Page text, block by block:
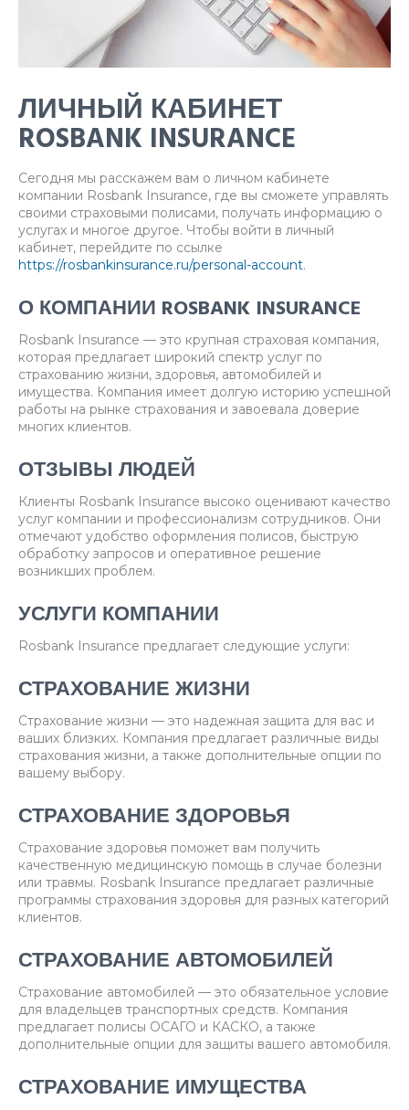
ЛИЧНЫЙ КАБИНЕТ
ROSBANK INSURANCE
Сегодня мы расскажем вам о личном кабинете
компании Rosbank Insurance, где вы сможете управлять
своими страховыми полисами, получать информацию о
услугах и многое другое. Чтобы войти в личный
кабинет, перейдите по ссылке
https://rosbankinsurance.ru/personal-account.
О КОМПАНИИ ROSBANK INSURANCE
Rosbank Insurance — это крупная страховая компания,
которая предлагает широкий спектр услуг по
страхованию жизни, здоровья, автомобилей и
имущества. Компания имеет долгую историю успешной
работы на рынке страхования и завоевала доверие
многих клиентов.
ОТЗЫВЫ ЛЮДЕЙ
Клиенты Rosbank Insurance высоко оценивают качество
услуг компании и профессионализм сотрудников. Они
отмечают удобство оформления полисов, быструю
обработку запросов и оперативное решение
возникших проблем.
УСЛУГИ КОМПАНИИ
Rosbank Insurance предлагает следующие услуги:
СТРАХОВАНИЕ ЖИЗНИ
Страхование жизни — это надежная защита для вас и
ваших близких. Компания предлагает различные виды
страхования жизни, а также дополнительные опции по
вашему выбору.
СТРАХОВАНИЕ ЗДОРОВЬЯ
Страхование здоровья поможет вам получить
качественную медицинскую помощь в случае болезни
или травмы. Rosbank Insurance предлагает различные
программы страхования здоровья для разных категорий
клиентов.
СТРАХОВАНИЕ АВТОМОБИЛЕЙ
Страхование автомобилей — это обязательное условие
для владельцев транспортных средств. Компания
предлагает полисы ОСАГО и КАСКО, а также
дополнительные опции для защиты вашего автомобиля.
СТРАХОВАНИЕ ИМУЩЕСТВА